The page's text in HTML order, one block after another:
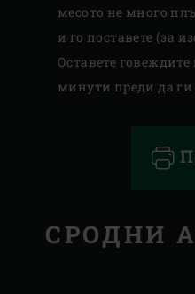
месото не много
и го поставете (за
Оставете
минути преди да ги
СРОДНИ